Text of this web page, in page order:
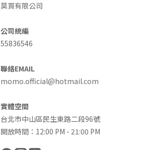
莫買有限公司
公司統編
55836546
聯絡EMAIL
momo.official@hotmail.com
實體空間
台北市中山區民生東路二段96號
開放時間：12:00 PM - 21:00 PM